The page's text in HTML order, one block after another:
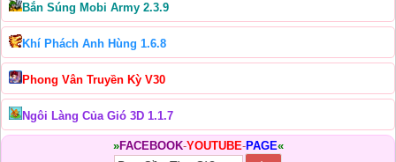
Bắn Súng Mobi Army 2.3.9
Khí Phách Anh Hùng 1.6.8
Phong Vân Truyền Kỳ V30
Ngôi Làng Của Gió 3D 1.1.7
»FACEBOOK-YOUTUBE-PAGE«